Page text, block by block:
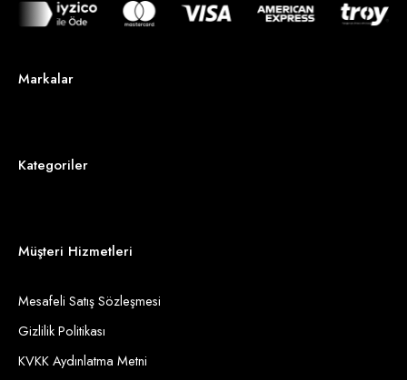
Markalar
Kategoriler
Müşteri Hizmetleri
Mesafeli Satış Sözleşmesi
Gizlilik Politikası
KVKK Aydınlatma Metni